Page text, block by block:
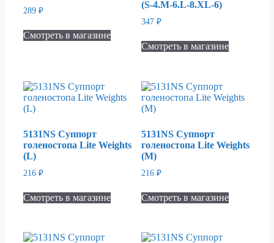
289 ₽
Смотреть в магазине
(S-4.M-6.L-8.XL-6)
347₽
Смотреть в магазине
5131NS Суппорт
голеностопа Lite Weights
(L)
216 ₽
Смотреть в магазине
5131NS Суппорт
голеностопа Lite Weights
(M)
216₽
Смотреть в магазине